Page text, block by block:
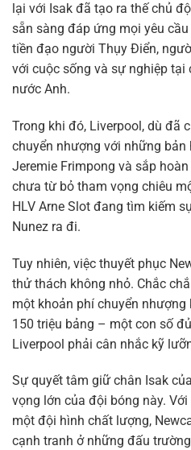
lại với Isak đã tạo ra thế chủ
sẵn sàng đáp ứng mọi yêu
tiền đạo người Thụy Điển,
với cuộc sống và sự nghiệp
nước Anh.
Trong khi đó, Liverpool, dù đã
chuyển nhượng với những
Jeremie Frimpong và sắp
chưa từ bỏ tham vọng chiêu
HLV Arne Slot đang tìm kiếm
Nunez ra đi.
Tuy nhiên, việc thuyết phục
thử thách không nhỏ. Chắc
một khoản phí chuyển
150 triệu bảng – một con số
Liverpool phải cân nhắc kỹ
Sự quyết tâm giữ chân Isak
vọng lớn của đội bóng này.
một đội hình chất lượng,
cạnh tranh ở những đấu